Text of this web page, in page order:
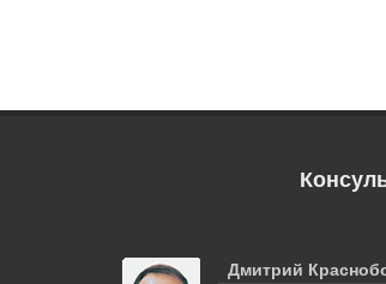
Дмитрий